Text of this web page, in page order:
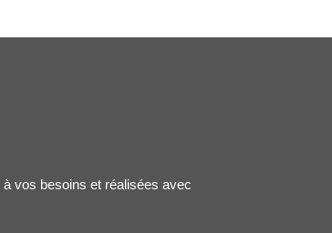
vos besoins et réalisées avec